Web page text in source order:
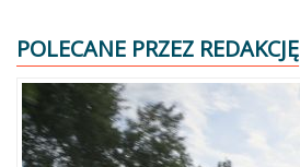
POLECANE PRZEZ REDAKCJĘ